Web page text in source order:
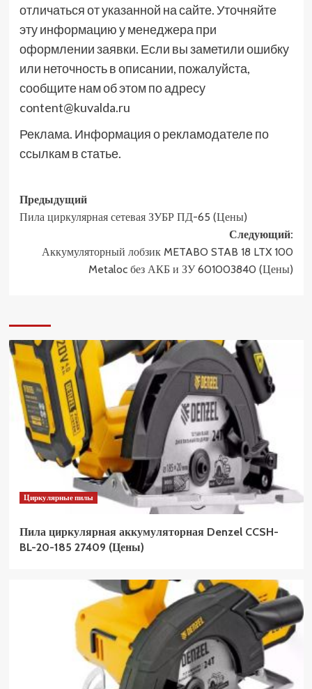
отличаться от указанной на сайте. Уточняйте
эту информацию у менеджера при
оформлении заявки. Если вы заметили ошибку
или неточность в описании, пожалуйста,
сообщите нам об этом по адресу
content@kuvalda.ru
Реклама. Информация о рекламодателе по
ссылкам в статье.
Навигация
записи
Предыдущий
Пила циркулярная сетевая ЗУБР ПД-65 (Цены)
Следующий:
Аккумуляторный лобзик METABO STAB 18 LTX 100
Metaloc без АКБ и ЗУ 601003840 (Цены)
Циркулярные пилы
Пила циркулярная аккумуляторная Denzel CCSH-
BL-20-185 27409 (Цены)